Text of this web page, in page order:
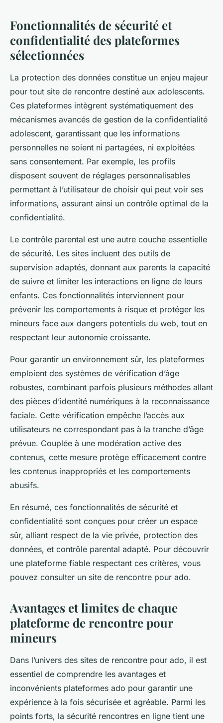
Fonctionnalités de sécurité et
confidentialité des plateformes
sélectionnées
La protection des données constitue un enjeu majeur
pour tout site de rencontre destiné aux adolescents.
Ces plateformes intègrent systématiquement des
mécanismes avancés de gestion de la confidentialité
adolescent, garantissant que les informations
personnelles ne soient ni partagées, ni exploitées
sans consentement. Par exemple, les profils
disposent souvent de réglages personnalisables
permettant à l’utilisateur de choisir qui peut voir ses
informations, assurant ainsi un contrôle optimal de la
confidentialité.
Le contrôle parental est une autre couche essentielle
de sécurité. Les sites incluent des outils de
supervision adaptés, donnant aux parents la capacité
de suivre et limiter les interactions en ligne de leurs
enfants. Ces fonctionnalités interviennent pour
prévenir les comportements à risque et protéger les
mineurs face aux dangers potentiels du web, tout en
respectant leur autonomie croissante.
Pour garantir un environnement sûr, les plateformes
emploient des systèmes de vérification d’âge
robustes, combinant parfois plusieurs méthodes allant
des pièces d’identité numériques à la reconnaissance
faciale. Cette vérification empêche l’accès aux
utilisateurs ne correspondant pas à la tranche d’âge
prévue. Couplée à une modération active des
contenus, cette mesure protège efficacement contre
les contenus inappropriés et les comportements
abusifs.
En résumé, ces fonctionnalités de sécurité et
confidentialité sont conçues pour créer un espace
sûr, alliant respect de la vie privée, protection des
données, et contrôle parental adapté. Pour découvrir
une plateforme fiable respectant ces critères, vous
pouvez consulter un site de rencontre pour ado.
Avantages et limites de chaque
plateforme de rencontre pour
mineurs
Dans l’univers des sites de rencontre pour ado, il est
essentiel de comprendre les avantages et
inconvénients plateformes ado pour garantir une
expérience à la fois sécurisée et agréable. Parmi les
points forts, la sécurité rencontres en ligne tient une